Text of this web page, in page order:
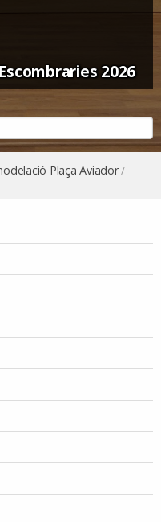
2026
Plaça Aviador/